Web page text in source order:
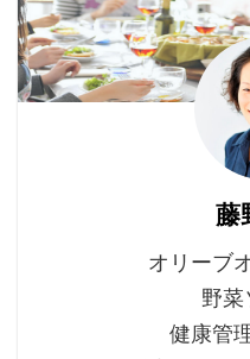
藤
オリーブ
野菜
健康管